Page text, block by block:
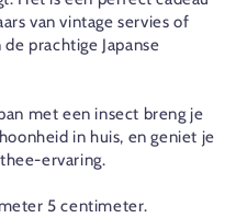
van vintage servies of
prachtige Japanse
met een insect breng je
in huis, en geniet je
ervaring.
5 centimeter.